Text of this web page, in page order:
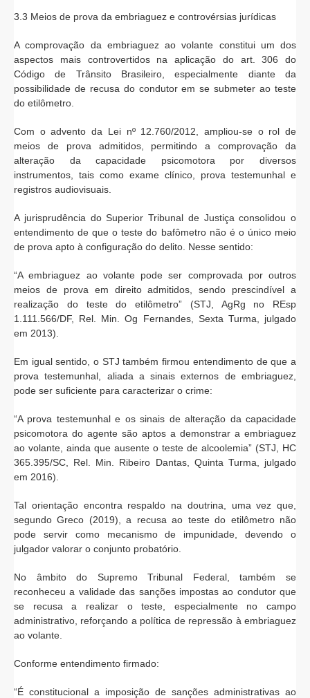
3.3 Meios de prova da embriaguez e controvérsias jurídicas
A comprovação da embriaguez ao volante constitui um dos
aspectos mais controvertidos na aplicação do art. 306 do
Código de Trânsito Brasileiro, especialmente diante da
possibilidade de recusa do condutor em se submeter ao teste
do etilômetro.
Com o advento da Lei nº 12.760/2012, ampliou-se o rol de
meios de prova admitidos, permitindo a comprovação da
alteração da capacidade psicomotora por diversos
instrumentos, tais como exame clínico, prova testemunhal e
registros audiovisuais.
A jurisprudência do Superior Tribunal de Justiça consolidou o
entendimento de que o teste do bafômetro não é o único meio
de prova apto à configuração do delito. Nesse sentido:
“A embriaguez ao volante pode ser comprovada por outros
meios de prova em direito admitidos, sendo prescindível a
realização do teste do etilômetro” (STJ, AgRg no REsp
1.111.566/DF, Rel. Min. Og Fernandes, Sexta Turma, julgado
em 2013).
Em igual sentido, o STJ também firmou entendimento de que a
prova testemunhal, aliada a sinais externos de embriaguez,
pode ser suficiente para caracterizar o crime:
“A prova testemunhal e os sinais de alteração da capacidade
psicomotora do agente são aptos a demonstrar a embriaguez
ao volante, ainda que ausente o teste de alcoolemia” (STJ, HC
365.395/SC, Rel. Min. Ribeiro Dantas, Quinta Turma, julgado
em 2016).
Tal orientação encontra respaldo na doutrina, uma vez que,
segundo Greco (2019), a recusa ao teste do etilômetro não
pode servir como mecanismo de impunidade, devendo o
julgador valorar o conjunto probatório.
No âmbito do Supremo Tribunal Federal, também se
reconheceu a validade das sanções impostas ao condutor que
se recusa a realizar o teste, especialmente no campo
administrativo, reforçando a política de repressão à embriaguez
ao volante.
Conforme entendimento firmado:
“É constitucional a imposição de sanções administrativas ao